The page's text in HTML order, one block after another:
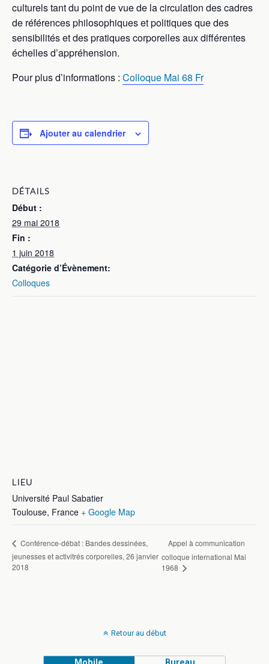
culturels tant du point de vue de la circulation des cadres
de références philosophiques et politiques que des
sensibilités et des pratiques corporelles aux différentes
échelles d’appréhension.
Pour plus d’informations : Colloque Mai 68 Fr
Ajouter au calendrier
DÉTAILS
Début :
29 mai 2018
Fin :
1 juin 2018
Catégorie d’Évènement:
Colloques
LIEU
Université Paul Sabatier
Toulouse, France + Google Map
Conférence-débat : Bandes dessinées,
jeunesses et activitrés corporelles, 26 janvier
2018
Appel à communication
colloque international Mai
1968
Retour au début